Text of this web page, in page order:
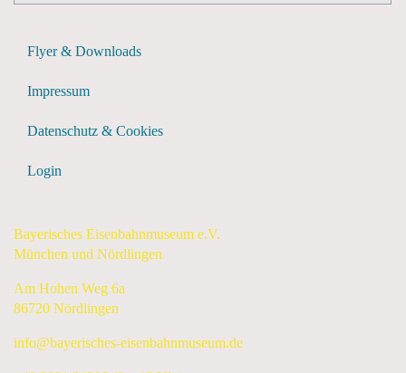
Flyer & Downloads
Impressum
Datenschutz & Cookies
Login
Bayerisches Eisenbahnmuseum e.V.
München und Nördlingen
Am Hohen Weg 6a
86720 Nördlingen
info@bayerisches-eisenbahnmuseum.de